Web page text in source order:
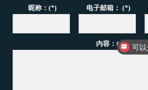
昵称：(*) 电子邮箱： (*)
内容：(*)